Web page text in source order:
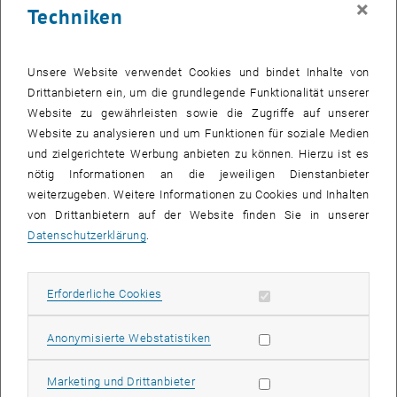
des Tiefenprofils für GIXRF, keine Informationen zur elementaren
Zusammensetzung für XRR) und in beiden Fällen bleibt ein Teil der
deren Kombination können die zusätzlichen Informationen genutzt
werden, um die Unsicherheiten der einzelnen Methoden zu
eliminieren.
Die Anforderungen an den Primärstrahl sind für beide Aufbauten
ähnlich: geringe Winkel- und Energiedivergenz. Typischerweise
werden Multischichten oder Kristalle in Kombination mit mehreren
Schlitzen verwendet, um einen monochromatischen und nahezu
parallelen Strahl zu erzeugen.
Techniken
×
Unsere Website verwendet Cookies und bindet Inhalte von
Drittanbietern ein, um die grundlegende Funktionalität unserer
Website zu gewährleisten sowie die Zugriffe auf unserer
Website zu analysieren und um Funktionen für soziale Medien
und zielgerichtete Werbung anbieten zu können. Hierzu ist es
nötig Informationen an die jeweiligen Dienstanbieter
weiterzugeben. Weitere Informationen zu Cookies und Inhalten
von Drittanbietern auf der Website finden Sie in unserer
Datenschutzerklärung
Erforderliche Cookies Erforderliche Cookies zulassen
Anonymisierte WebstatistikenStatistik Cookies zulassen
Marketing und DrittanbieterMarketing Cookies zulassen